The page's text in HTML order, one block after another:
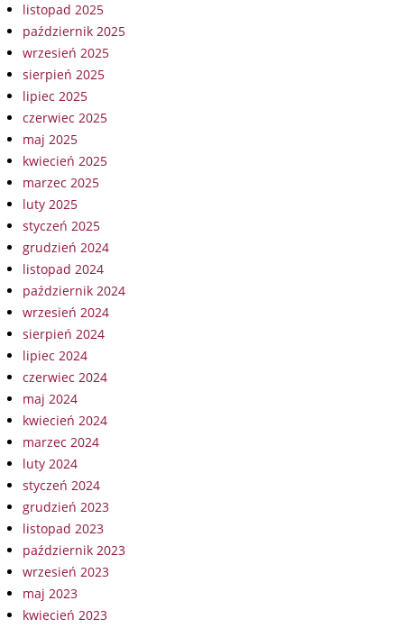
listopad 2025
październik 2025
wrzesień 2025
sierpień 2025
lipiec 2025
czerwiec 2025
maj 2025
kwiecień 2025
marzec 2025
luty 2025
styczeń 2025
grudzień 2024
listopad 2024
październik 2024
wrzesień 2024
sierpień 2024
lipiec 2024
czerwiec 2024
maj 2024
kwiecień 2024
marzec 2024
luty 2024
styczeń 2024
grudzień 2023
listopad 2023
październik 2023
wrzesień 2023
maj 2023
kwiecień 2023